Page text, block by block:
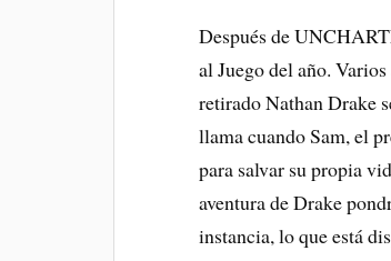
Después de
al Juego del año.
retirado Nathan Drake
llama cuando Sam, el
para salvar su propia
aventura de Drake
instancia, lo que está